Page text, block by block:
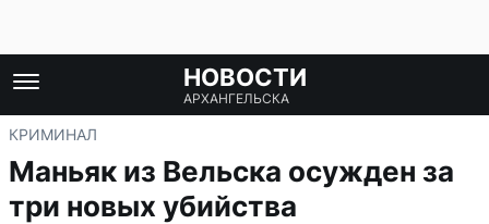
НОВОСТИ
АРХАНГЕЛЬСКА
КРИМИНАЛ
Маньяк из Вельска осужден за
три новых убийства